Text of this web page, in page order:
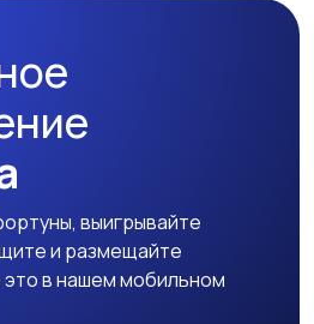
выигрывайте
и размещайте
в нашем мобильном